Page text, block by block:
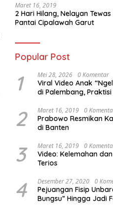
Maret 16, 2019
2 Hari Hilang, Nelayan
Pantai Cipalawah Garut
Popular Post
1 Mei 28, 2026 0 Komentar
Viral Video Anak
di Palembang,
2 Maret 16, 2019 0
Prabowo Resmikan
di Banten
3 Maret 16, 2019 0
Video: Kelemahan
Terios
4 Desember 27, 2020 0
Pejuangan Fisip
Bungsu” Hingga Jadi